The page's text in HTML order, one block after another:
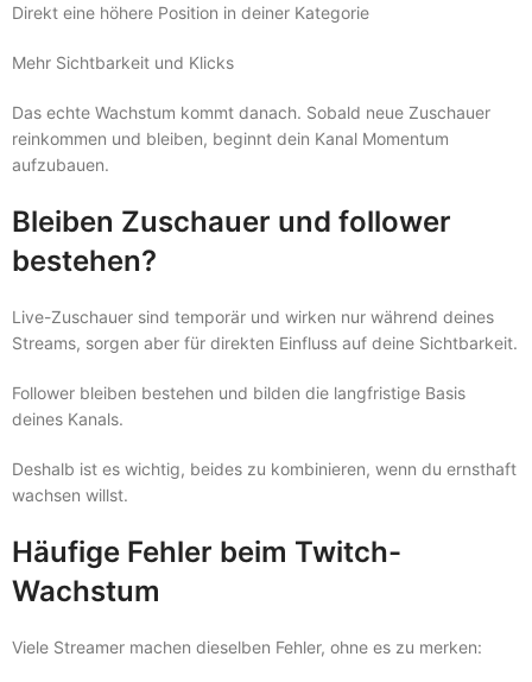
Direkt eine höhere Position in deiner Kategorie
Mehr Sichtbarkeit und Klicks
Das echte Wachstum kommt danach. Sobald neue Zuschauer
reinkommen und bleiben, beginnt dein Kanal Momentum
aufzubauen.
Bleiben Zuschauer und follower
bestehen?
Live-Zuschauer sind temporär und wirken nur während deines
Streams, sorgen aber für direkten Einfluss auf deine Sichtbarkeit.
Follower bleiben bestehen und bilden die langfristige Basis
deines Kanals.
Deshalb ist es wichtig, beides zu kombinieren, wenn du ernsthaft
wachsen willst.
Häufige Fehler beim Twitch-
Wachstum
Viele Streamer machen dieselben Fehler, ohne es zu merken: